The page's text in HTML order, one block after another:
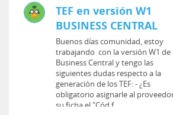
TEF en versión W1
BUSINESS CENTRAL
Buenos días comunidad, estoy
trabajando con la versión W1 de
Business Central y tengo las
siguientes dudas respecto a la
generación de los TEF: - ¿Es
obligatorio asignarle al
su ficha el "Cód.f...